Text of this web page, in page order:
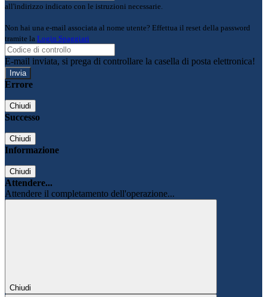
all'indirizzo indicato con le istruzioni necessarie.
Non hai una e-mail associata al nome utente? Effettua il reset della password
tramite la Login Spaggiari
E-mail inviata, si prega di controllare la casella di posta elettronica!
Errore
Chiudi
Successo
Chiudi
Informazione
Chiudi
Attendere...
Attendere il completamento dell'operazione...
Chiudi